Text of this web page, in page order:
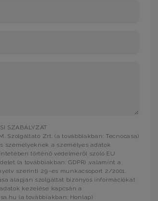
SZABÁLYZAT
Szolgáltató Zrt. (a továbbiakban: Tecnocasa)
személyeknek a személyes adatok
történő védelméről szóló EU
(a továbbiakban: GDPR) ,valamint a
szerinti 29.-es munkacsoport 2/2001.
alapján szolgáltat bizonyos információkat
kezelése kapcsán a
(a továbbiakban: Honlap)